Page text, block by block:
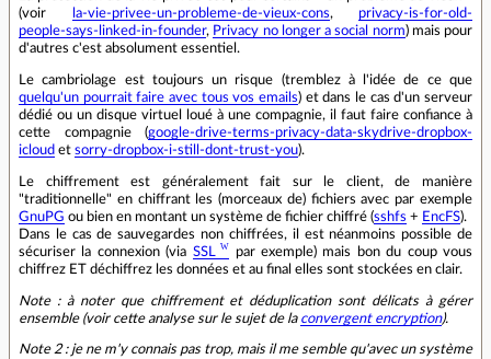
(voir
la-vie-privee-un-probleme-de-vieux-cons, privacy-is-for-old-
people-says-linked-in-founder, Privacy no longer a social norm) mais pour
d'autres c'est absolument essentiel.
Le cambriolage est toujours un risque (tremblez à l'idée de ce que
quelqu'un pourrait faire avec tous vos emails) et dans le cas d'un serveur
dédié ou un disque virtuel loué à une compagnie, il faut faire confiance à
cette compagnie (google-drive-terms-privacy-data-skydrive-dropbox-
icloud et sorry-dropbox-i-still-dont-trust-you).
Le chiffrement est généralement fait sur le client, de manière
"traditionnelle" en chiffrant les (morceaux de) fichiers avec par exemple
GnuPG ou bien en montant un système de fichier chiffré (sshfs + EncFS).
Dans le cas de sauvegardes non chiffrées, il est néanmoins possible de
sécuriser la connexion (via SSL
par exemple) mais bon du coup vous
chiffrez ET déchiffrez les données et au final elles sont stockées en clair.
Note : à noter que chiffrement et déduplication sont délicats à gérer
ensemble (voir cette analyse sur le sujet de la convergent encryption).
Note 2 : je ne m'y connais pas trop, mais il me semble qu'avec un système